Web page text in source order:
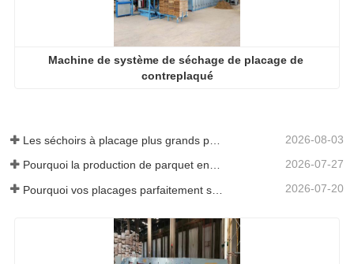
Machine de système de séchage de placage de
contreplaqué
2026-08-03
Pourquoi la production de parquet en eucalyptus a-t-elle besoin d'un séchoir à placages ? 2026-07-27
2026-07-20